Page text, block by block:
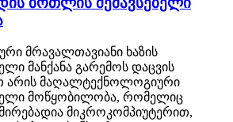
მრავალთავიანი ხაზის
მანქანა გარემოს დაცვის
არის მაღალტექნოლოგიური
მოწყობილობა, რომელიც
მიკროკომპიუტერით,